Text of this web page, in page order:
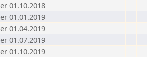
01.10.2018
01.01.2019
01.04.2019
01.07.2019
01.10.2019